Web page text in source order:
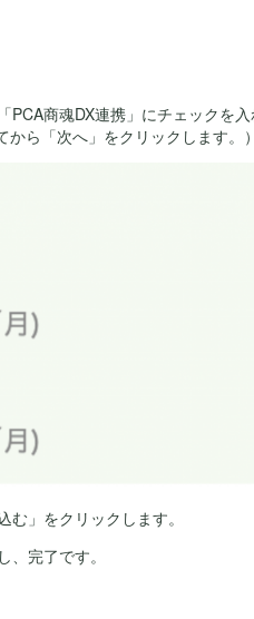
商魂DX連携」にチェックを
ら「次へ」をクリックします。）
」をクリックします。
完了です。